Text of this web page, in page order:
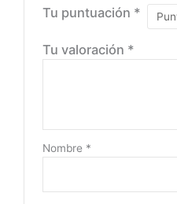
Tu puntuación *
Tu valoración *
Nombre *